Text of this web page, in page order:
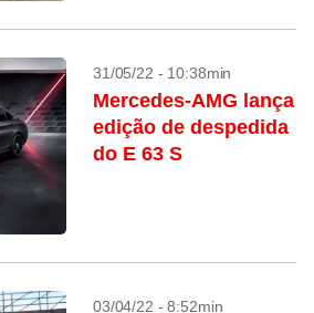
31/05/22 - 10:38min
Mercedes-AMG lança
edição de despedida
do E 63 S
03/04/22 - 8:52min